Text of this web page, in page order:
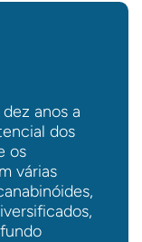
anos a
dos
os
várias